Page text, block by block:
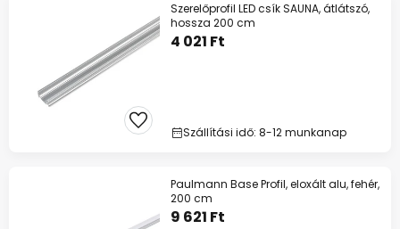
Szerelőprofil LED csík SAUNA, átlátszó,
hossza 200 cm
4 021 Ft
Szállítási idő: 8-12 munkanap
Paulmann Base Profil, eloxált alu, fehér,
200 cm
9 621 Ft